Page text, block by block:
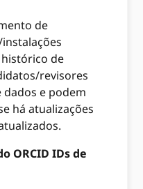
de
de
revisores
e podem
há atualizações
ORCID IDs de